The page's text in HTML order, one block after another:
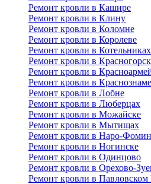
Ремонт кровли в Кашире
Ремонт кровли в Клину
Ремонт кровли в Коломне
Ремонт кровли в Королеве
Ремонт кровли в Котельниках
Ремонт кровли в
Ремонт кровли в
Ремонт кровли в
Ремонт кровли в Лобне
Ремонт кровли в Люберцах
Ремонт кровли в Можайске
Ремонт кровли в Мытищах
Ремонт кровли в Наро-
Ремонт кровли в Ногинске
Ремонт кровли в Одинцово
Ремонт кровли в Орехово-
Ремонт кровли в Павловском